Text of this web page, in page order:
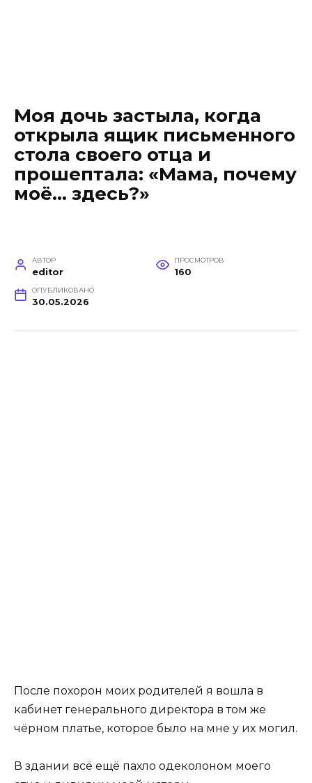
Моя дочь застыла, когда
открыла ящик письменного
стола своего отца и
прошептала: «Мама, почему
моё… здесь?»
АВТОР
editor
ПРОСМОТРОВ
160
ОПУБЛИКОВАНО
30.05.2026
После похорон моих родителей я вошла в
кабинет генерального директора в том же
чёрном платье, которое было на мне у их могил.
В здании всё ещё пахло одеколоном моего